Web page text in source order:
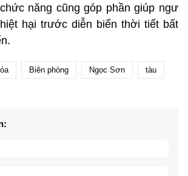
năng cũng góp phần giúp ngư
hại trước diễn biến thời tiết bất
Biên phòng Ngọc Sơn tàu